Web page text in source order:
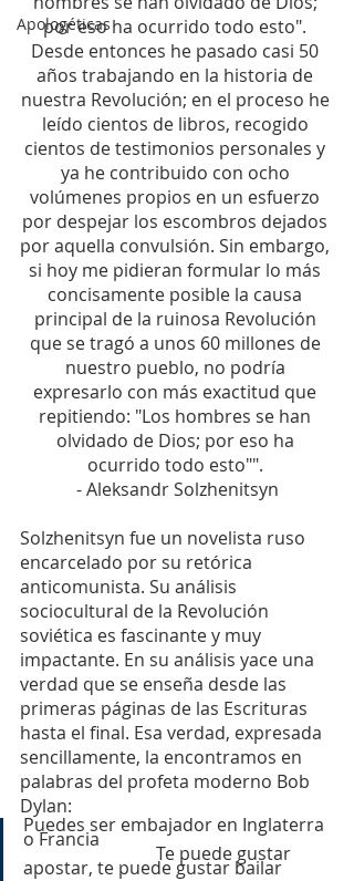
Apologéticas
por eso ha ocurrido todo esto".
Desde entonces he pasado casi 50
años trabajando en la historia de
nuestra Revolución; en el proceso he
leído cientos de libros, recogido
cientos de testimonios personales y
ya he contribuido con ocho
volúmenes propios en un esfuerzo
por despejar los escombros dejados
por aquella convulsión. Sin embargo,
si hoy me pidieran formular lo más
concisamente posible la causa
principal de la ruinosa Revolución
que se tragó a unos 60 millones de
nuestro pueblo, no podría
expresarlo con más exactitud que
repitiendo: "Los hombres se han
olvidado de Dios; por eso ha
ocurrido todo esto"".
- Aleksandr Solzhenitsyn
Solzhenitsyn fue un novelista ruso
encarcelado por su retórica
anticomunista. Su análisis
sociocultural de la Revolución
soviética es fascinante y muy
impactante. En su análisis yace una
verdad que se enseña desde las
primeras páginas de las Escrituras
hasta el final. Esa verdad, expresada
sencillamente, la encontramos en
palabras del profeta moderno Bob
Dylan:
Puedes ser embajador en Inglaterra
o Francia
			Te puede gustar
apostar, te puede gustar bailar